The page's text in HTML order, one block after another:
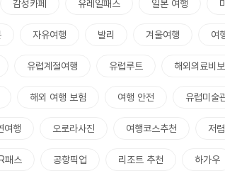
감성카페 유레일패스 일본 여행
자유여행 발리 겨울여행 여
유럽계절여행 유럽루트 해외의료비
해외 여행 보험 여행 안전 유럽미술
여행 오로라사진 여행코스추천 저
패스 공항픽업 리조트 추천 하가우